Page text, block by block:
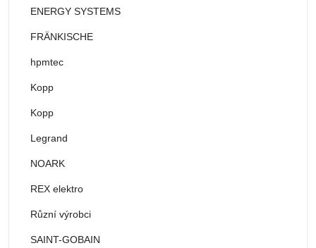
ENERGY SYSTEMS
FRÄNKISCHE
hpmtec
Kopp
Kopp
Legrand
NOARK
REX elektro
Různí výrobci
SAINT-GOBAIN